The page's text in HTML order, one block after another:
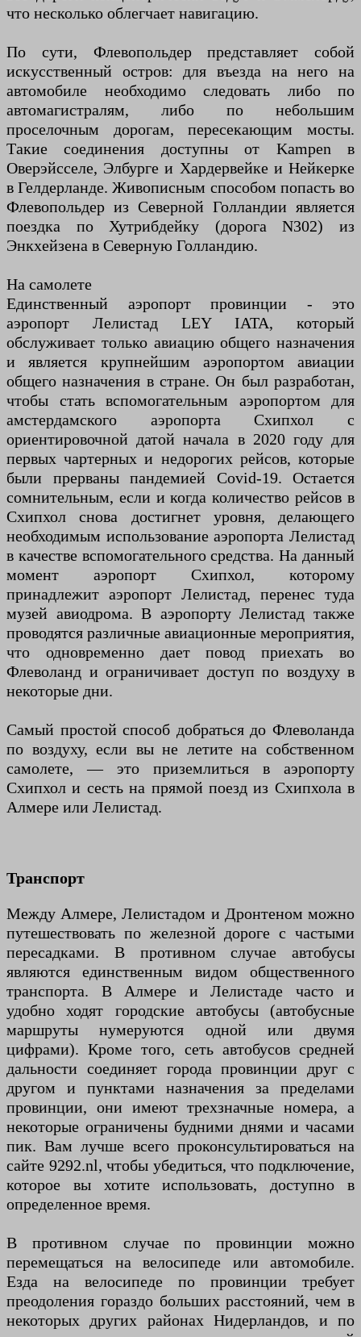
что несколько облегчает навигацию.
По сути, Флевопольдер представляет собой
искусственный остров: для въезда на него на
автомобиле необходимо следовать либо по
автомагистралям, либо по небольшим
проселочным дорогам, пересекающим мосты.
Такие соединения доступны от Kampen в
Оверэйсселе, Элбурге и Хардервейке и Нейкерке
в Гелдерланде. Живописным способом попасть во
Флевопольдер из Северной Голландии является
поездка по Хутрибдейку (дорога N302) из
Энкхейзена в Северную Голландию.
На самолете
Единственный аэропорт провинции - это
аэропорт Лелистад LEY IATA, который
обслуживает только авиацию общего назначения
и является крупнейшим аэропортом авиации
общего назначения в стране. Он был разработан,
чтобы стать вспомогательным аэропортом для
амстердамского аэропорта Схипхол с
ориентировочной датой начала в 2020 году для
первых чартерных и недорогих рейсов, которые
были прерваны пандемией Covid-19. Остается
сомнительным, если и когда количество рейсов в
Схипхол снова достигнет уровня, делающего
необходимым использование аэропорта Лелистад
в качестве вспомогательного средства. На данный
момент аэропорт Схипхол, которому
принадлежит аэропорт Лелистад, перенес туда
музей авиодрома. В аэропорту Лелистад также
проводятся различные авиационные мероприятия,
что одновременно дает повод приехать во
Флеволанд и ограничивает доступ по воздуху в
некоторые дни.
Самый простой способ добраться до Флеволанда
по воздуху, если вы не летите на собственном
самолете, — это приземлиться в аэропорту
Схипхол и сесть на прямой поезд из Схипхола в
Алмере или Лелистад.
Транспорт
Между Алмере, Лелистадом и Дронтеном можно
путешествовать по железной дороге с частыми
пересадками. В противном случае автобусы
являются единственным видом общественного
транспорта. В Алмере и Лелистаде часто и
удобно ходят городские автобусы (автобусные
маршруты нумеруются одной или двумя
цифрами). Кроме того, сеть автобусов средней
дальности соединяет города провинции друг с
другом и пунктами назначения за пределами
провинции, они имеют трехзначные номера, а
некоторые ограничены будними днями и часами
пик. Вам лучше всего проконсультироваться на
сайте 9292.nl, чтобы убедиться, что подключение,
которое вы хотите использовать, доступно в
определенное время.
В противном случае по провинции можно
перемещаться на велосипеде или автомобиле.
Езда на велосипеде по провинции требует
преодоления гораздо больших расстояний, чем в
некоторых других районах Нидерландов, и по